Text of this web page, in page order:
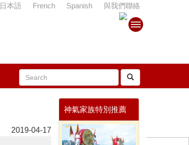
日本語 French Spanish 與我們聯絡
2019-04-17
神氣家族特別推薦